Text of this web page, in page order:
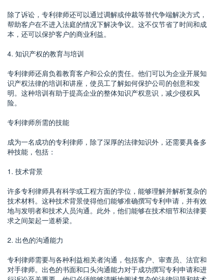
除了诉讼，专利律师还可以通过调解或仲裁等替代争端解决方式，
帮助客户在不进入法庭的情况下解决争议。这不仅节省了时间和成
本，还可以保护客户的商业利益。
4. 知识产权的教育与培训
专利律师还肩负着教育客户和公众的责任。他们可以为企业开展知
识产权法律的培训和讲座，使员工了解如何保护公司的创意和发
明。这种培训有助于提高企业的整体知识产权意识，减少侵权风
险。
专利律师所需的技能
成为一名成功的专利律师，除了深厚的法律知识外，还需要具备多
种技能，包括：
1. 技术背景
许多专利律师具有科学或工程方面的学位，能够理解并解析复杂的
技术材料。这种技术背景使得他们能够准确撰写专利申请，并有效
地与发明者和技术人员沟通。此外，他们能够在技术细节和法律要
求之间架起一道桥梁。
2. 出色的沟通能力
专利律师需要与各种利益相关者沟通，包括客户、审查员、法官和
对手律师。出色的书面和口头沟通能力对于成功撰写专利申请和进